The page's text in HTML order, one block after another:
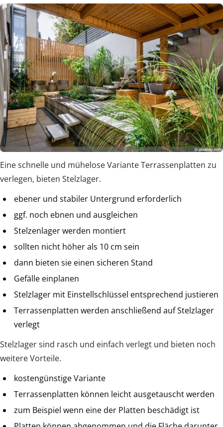
Eine schnelle und mühelose Variante Terrassenplatten zu
verlegen, bieten Stelzlager.
ebener und stabiler Untergrund erforderlich
ggf. noch ebnen und ausgleichen
Stelzenlager werden montiert
sollten nicht höher als 10 cm sein
dann bieten sie einen sicheren Stand
Gefälle einplanen
Stelzlager mit Einstellschlüssel entsprechend justieren
Terrassenplatten werden anschließend auf Stelzlager
verlegt
Stelzlager sind rasch und einfach verlegt und bieten noch
weitere Vorteile.
kostengünstige Variante
Terrassenplatten können leicht ausgetauscht werden
zum Beispiel wenn eine der Platten beschädigt ist